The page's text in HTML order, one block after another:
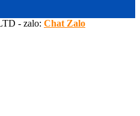
- zalo: Chat Zalo